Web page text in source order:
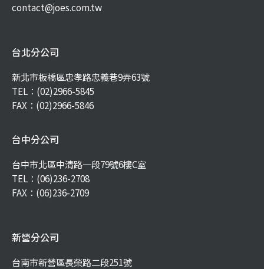
contact@joes.com.tw
台北分公司
新北市板橋區忠孝路忠義巷9弄63號
TEL： (02)2966-5845
FAX：(02)2966-5846
台中分公司
台中市北區中清路一段79號6樓C室
TEL： (06)236-2708
FAX：(06)236-2709
新營分公司
台南市新營區長榮路二段251號